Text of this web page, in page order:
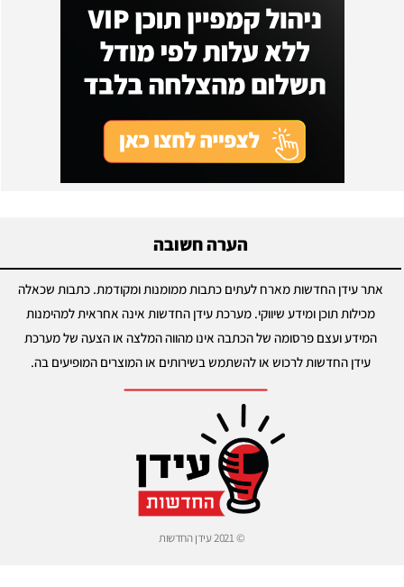
הערה חשובה
אתר עידן החדשות מארח לעתים כתבות ממומנות ומקודמת. כתבות שכאלה
מכילות תוכן ומידע שיווקי. מערכת עידן החדשות אינה אחראית למהימנות
המידע ועצם פרסומה של הכתבה אינו מהווה המלצה או הצעה של מערכת
עידן החדשות לרכוש או להשתמש בשירותים או המוצרים המופיעים בה.
© 2021 עידן החדשות